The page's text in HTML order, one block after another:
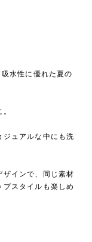
水性に優れた夏の
ュアルな中にも洗
インで、同じ素材
スタイルも楽しめ